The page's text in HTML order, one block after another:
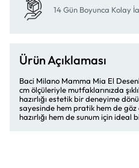
14 Gün Boyunca Kolay
Ürün Açıklaması
Baci Milano Mamma Mia El
cm ölçüleriyle mutfaklarınızda
hazırlığı estetik bir deneyime
sayesinde hem pratik hem de göz
hazırlığı hem de sunum için ideal